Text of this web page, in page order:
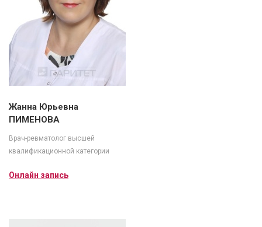
Жанна Юрьевна
ПИМЕНОВА
Врач-ревматолог высшей
квалификационной категории
Онлайн запись